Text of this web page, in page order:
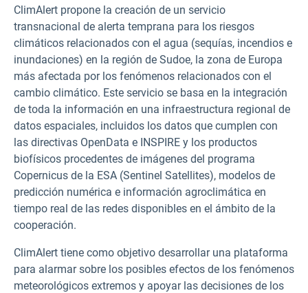
ClimAlert propone la creación de un servicio
transnacional de alerta temprana para los riesgos
climáticos relacionados con el agua (sequías, incendios e
inundaciones) en la región de Sudoe, la zona de Europa
más afectada por los fenómenos relacionados con el
cambio climático. Este servicio se basa en la integración
de toda la información en una infraestructura regional de
datos espaciales, incluidos los datos que cumplen con
las directivas OpenData e INSPIRE y los productos
biofísicos procedentes de imágenes del programa
Copernicus de la ESA (Sentinel Satellites), modelos de
predicción numérica e información agroclimática en
tiempo real de las redes disponibles en el ámbito de la
cooperación.
ClimAlert tiene como objetivo desarrollar una plataforma
para alarmar sobre los posibles efectos de los fenómenos
meteorológicos extremos y apoyar las decisiones de los